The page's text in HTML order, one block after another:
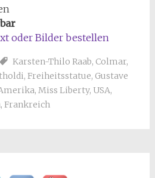
oder Bilder bestellen
Karsten-Thilo Raab, Colmar,
, Freiheitsstatue, Gustave
, Miss Liberty, USA,
, Frankreich